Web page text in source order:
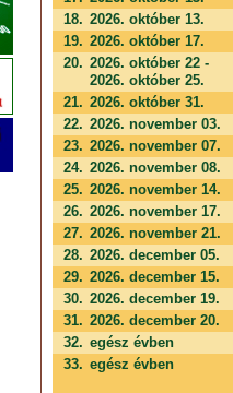
18. 2026. október 13.
19. 2026. október 17.
20. 2026. október 22 -
2026. október 25.
21. 2026. október 31.
22. 2026. november 03.
23. 2026. november 07.
24. 2026. november 08.
25. 2026. november 14.
26. 2026. november 17.
27. 2026. november 21.
28. 2026. december 05.
29. 2026. december 15.
30. 2026. december 19.
31. 2026. december 20.
32. egész évben
33. egész évben